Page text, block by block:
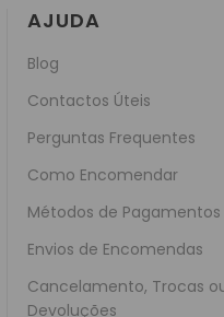
AJUDA
Blog
Contactos Úteis
Perguntas Frequentes
Como Encomendar
Métodos de Pagamentos
Envios de Encomendas
Cancelamento, Trocas
Devoluções